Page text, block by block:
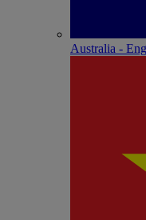
Australia -